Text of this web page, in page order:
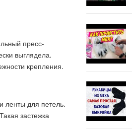
пресс-
выглядела.
крепления.
ленты для петель.
застежка